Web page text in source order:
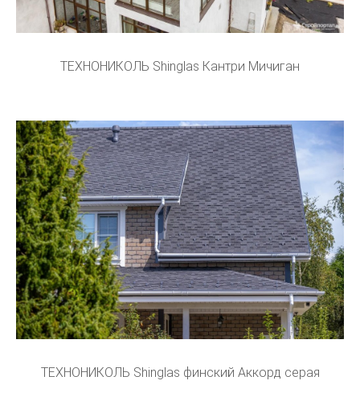
ТЕХНОНИКОЛЬ Shinglas Кантри Мичиган
ТЕХНОНИКОЛЬ Shinglas финский Аккорд серая